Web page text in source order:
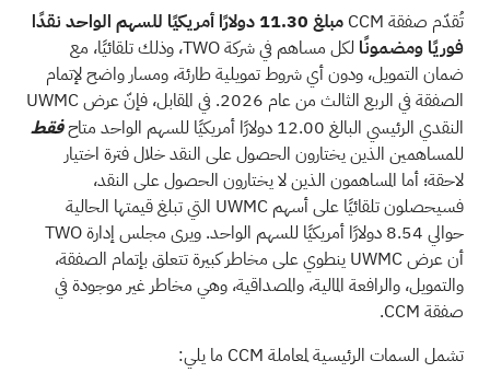
تُقدّم صفقة CCM
مبلغ 11.30 دولارًا أمريكيًا للسهم الواحد نقدًا
فوريًا ومضمونًا
لكل مساهم في شركة TWO، وذلك تلقائيًا، مع
ضمان التمويل، ودون أي شروط تمويلية طارئة، ومسار واضح لإتمام
الصفقة في الربع الثالث من عام 2026. في المقابل، فإنّ عرض UWMC
النقدي الرئيسي البالغ 12.00 دولارًا أمريكيًا للسهم الواحد متاح
فقط
للمساهمين الذين يختارون الحصول على النقد خلال فترة اختيار
لاحقة؛ أما المساهمون الذين لا يختارون الحصول على النقد،
فسيحصلون تلقائيًا على أسهم UWMC التي تبلغ قيمتها الحالية
حوالي 8.54 دولارًا أمريكيًا للسهم الواحد. ويرى مجلس إدارة TWO
أن عرض UWMC ينطوي على مخاطر كبيرة تتعلق بإتمام الصفقة،
والتمويل، والرافعة المالية، والمصداقية، وهي مخاطر غير موجودة في
صفقة CCM.
تشمل السمات الرئيسية لمعاملة CCM ما يلي: